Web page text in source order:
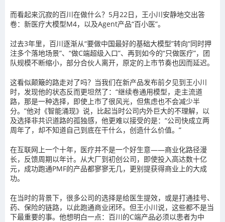
而看起来沉寂的百川在做什么？5月22日，王小川安静地交出答
卷：新医疗大模型M4，以及Agent产品“百小医”。
过去3年里，百川逐渐从“要做中国最好的基础大模型”转向“同时押
注多个落地场景”、“做C端超级入口”、再到如今的“只做医疗”，团
队规模不断缩小，部分合伙人离开，原定的上市节奏也因而延迟。
这看似颠簸的路走对了吗？当我们在新产品发布前夕见到王小川
时，发现他的状态反而更坦然了：“继续卷通用模型，走主流道
路，那是一种选择，即使上市了很风光，但焦虑也不会减少半
分。”他对《智能涌现》说，比起当时公司内外巨大的不理解，以
及选择非共识道路的孤独感，他更难以接受的是：“公司快成立两
周年了，却不知道自己到底在干什么，创造什么价值。”
在互联网上一个十年，医疗并不是一个好生意——商业化路径漫
长，反馈周期以年计。从大厂到初创公司，即使投入高达数十亿
元，成功跑通PMF的产品都寥寥无几，更别提获得商业上的大成
功。
在当时的背景下，很多公司的选择是给医生提效，或是打通挂号、
药、保险的链路，以此跑通商业闭环。但王小川说，这些都不是当
下最重要的事。他想明白一点：百川的C端产品必须以患者为中